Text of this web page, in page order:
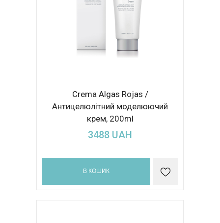
Crema Algas Rojas /
Антицелюлітний моделюючий
крем, 200ml
3488 UAH
В КОШИК